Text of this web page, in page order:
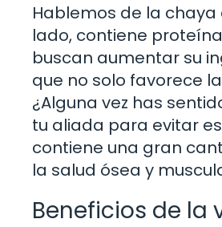
Hablemos de la
lado, contiene
buscan aumentar su
que no solo favorece
¿Alguna vez has
tu aliada para evitar
contiene una gran
la salud ósea y
Beneficios de la